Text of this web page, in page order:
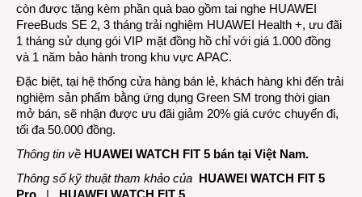
còn được tặng kèm phần quà bao gồm tai nghe HUAWEI
FreeBuds SE 2, 3 tháng trải nghiệm HUAWEI Health +, ưu đãi
1 tháng sử dụng gói VIP mặt đồng hồ chỉ với giá 1.000 đồng
và 1 năm bảo hành trong khu vực APAC.
Đặc biệt, tại hệ thống cửa hàng bán lẻ, khách hàng khi đến trải
nghiệm sản phẩm bằng ứng dụng Green SM trong thời gian
mở bán, sẽ nhận được ưu đãi giảm 20% giá cước chuyến đi,
tối đa 50.000 đồng.
Thông tin về HUAWEI WATCH FIT 5 bán tại Việt Nam.
Thông số kỹ thuật tham khảo của HUAWEI WATCH FIT 5
Pro
|
HUAWEI WATCH FIT 5